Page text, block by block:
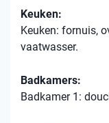
Keuken:
Keuken: fornuis,
vaatwasser.
Badkamers:
Badkamer 1: